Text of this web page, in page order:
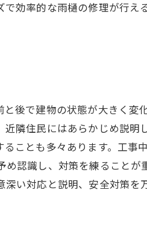
効率的な雨樋の修理が行え
後で建物の状態が大きく変化
隣住民にはあらかじめ説明
ことも多々あります。工事
認識し、対策を練ることが
い対応と説明、安全対策を